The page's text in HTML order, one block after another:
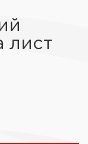
лист